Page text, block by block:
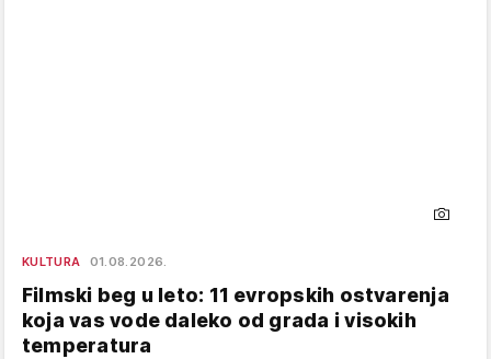
KULTURA 01.08.2026.
Filmski beg u leto: 11 evropskih ostvarenja
koja vas vode daleko od grada i visokih
temperatura